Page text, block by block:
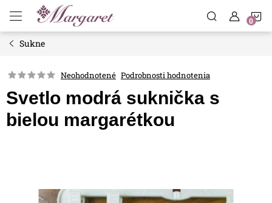
obsah
Sukne
Neohodnotené Podrobnosti hodnotenia
Svetlo modrá suknička s
bielou margarétkou